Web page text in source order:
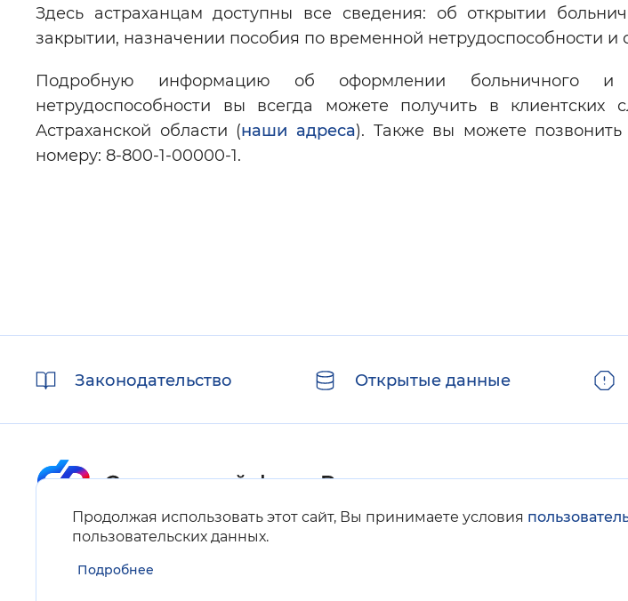
Здесь астраханцам доступны все сведения: об открытии
закрытии, назначении пособия по временной нетрудоспособности и
Подробную информацию об оформлении больничного
нетрудоспособности вы всегда можете получить в
Астраханской области (наши адреса). Также вы можете
номеру: 8-800-1-00000-1.
Продолжая использовать этот сайт, Вы принимаете условия
пользовательских данных.
Подробнее
ссылкиЗаконодательство Открытые данные
Карта сайта
Нашли ошибку на сайте?